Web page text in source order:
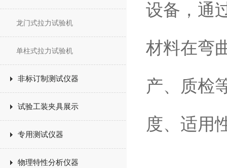
龙门式拉力试验机
单柱式拉力试验机
非标订制测试仪器
试验工装夹具展示
专用测试仪器
物理特性分析仪器
设备，通
材料在弯
产、质检
度、适用